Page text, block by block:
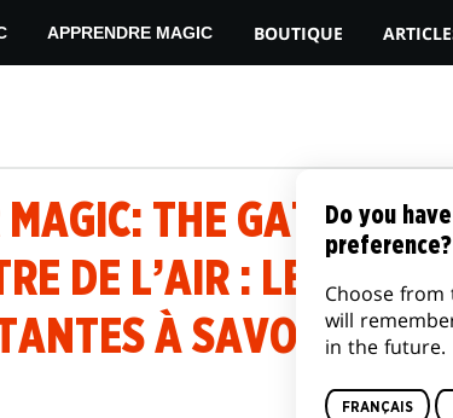
APPRENDRE MAGIC BOUTIQUE
MAGIC: THE
DE L’AIR : LES
À SAVOIR
Do you
preference?
Choose
will
in the future.
FRANÇAIS